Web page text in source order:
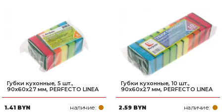
Губки кухонные, 5 шт.,
90х60х27 мм, PERFECTO LINEA
1.41 BYN наличие:
Губки кухонные, 10 шт.,
90х60х27 мм, PERFECTO LINEA
2.59 BYN наличие: